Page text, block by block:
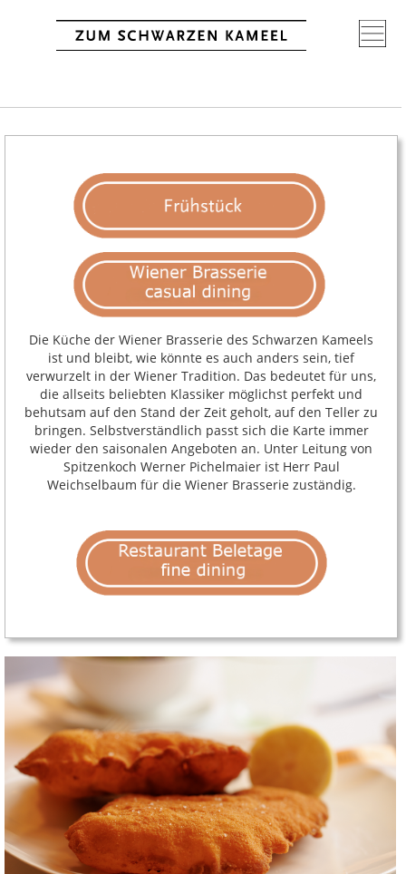
Die Küche der Wiener Brasserie des Schwarzen Kameels
ist und bleibt, wie könnte es auch anders sein, tief
verwurzelt in der Wiener Tradition. Das bedeutet für uns,
die allseits beliebten Klassiker möglichst perfekt und
behutsam auf den Stand der Zeit geholt, auf den Teller zu
bringen. Selbstverständlich passt sich die Karte immer
wieder den saisonalen Angeboten an. Unter Leitung von
Spitzenkoch Werner Pichelmaier ist Herr Paul
Weichselbaum für die Wiener Brasserie zuständig.